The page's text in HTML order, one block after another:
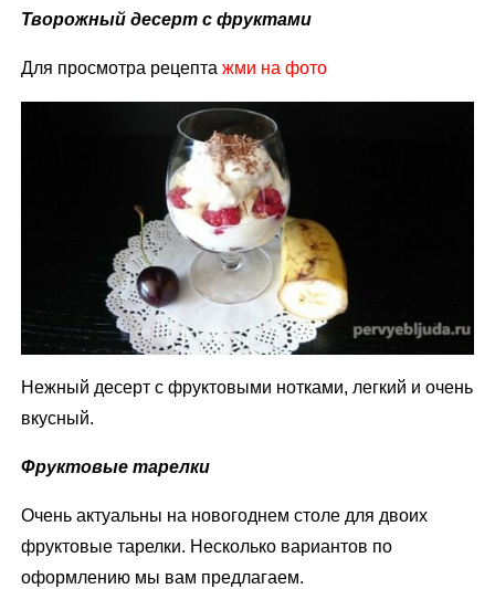
Творожный десерт с фруктами
Для просмотра рецептажми на фото
Нежный десерт с фруктовыми нотками, легкий и очень
вкусный.
Фруктовые тарелки
Очень актуальны на новогоднем столе для двоих
фруктовые тарелки. Несколько вариантов по
оформлению мы вам предлагаем.